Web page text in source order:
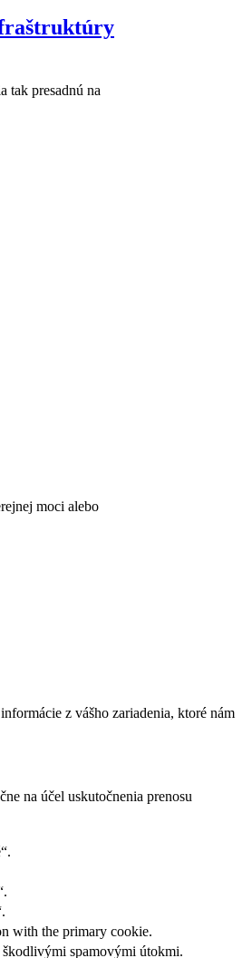
tak presadnú na
moci alebo
z vášho zariadenia, ktoré nám
na účel uskutočnenia prenosu
with the primary cookie.
škodlivými spamovými útokmi.